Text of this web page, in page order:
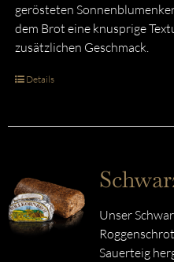
gerösteten
dem Brot eine knusprige
zusätzlichen Geschmack.
Details
Unser
Sauerteig